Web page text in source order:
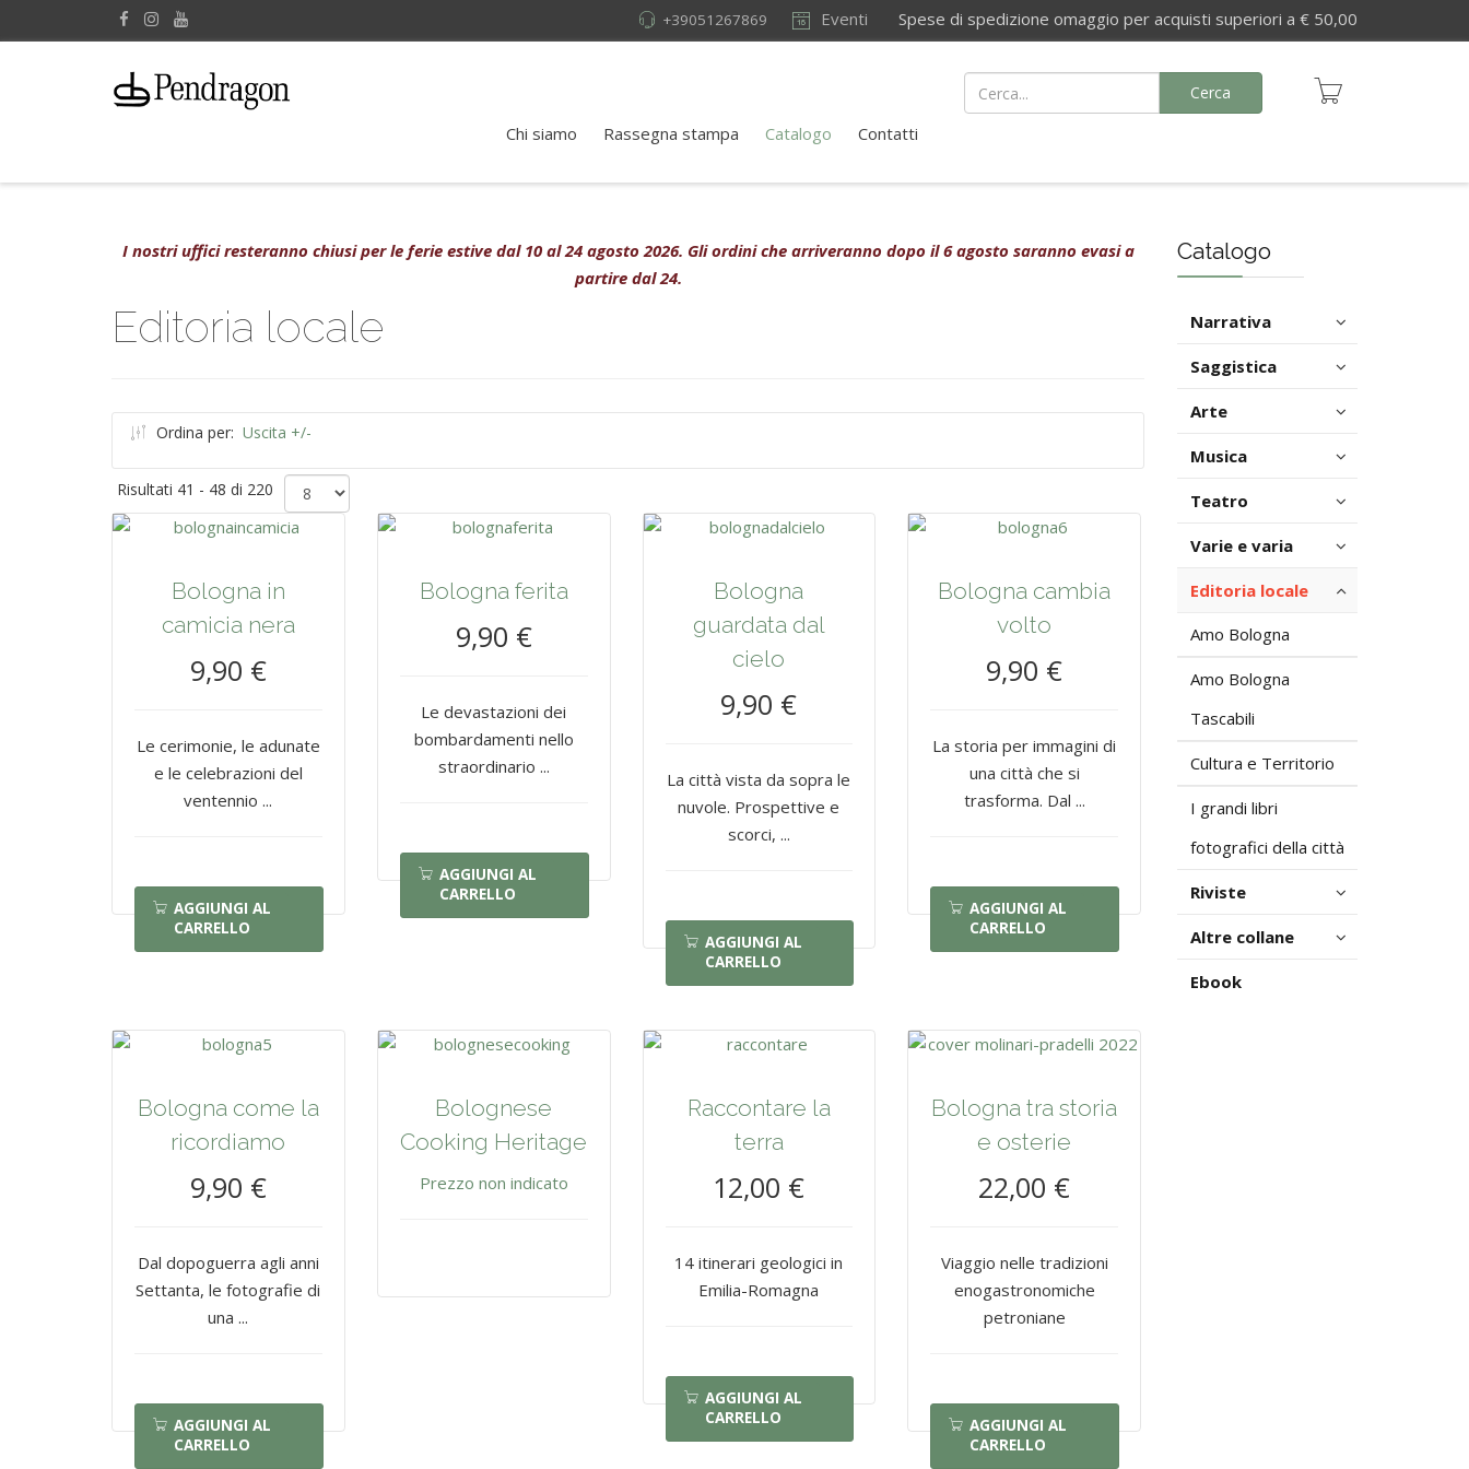
Eventi Spese di spedizione omaggio per acquisti superiori a € 50,00
+39051267869
Chi siamo Rassegna stampa Catalogo Contatti
Cerca
I nostri uffici resteranno chiusi per le ferie estive dal 10 al 24 agosto 2026. Gli ordini che arriveranno dopo il 6 agosto saranno evasi a
partire dal 24.
Editoria locale
Ordina per: Uscita +/-
Risultati 41 - 48 di 220
Bologna in
camicia nera
9,90 €
Le cerimonie, le adunate
e le celebrazioni del
ventennio ...
AGGIUNGI AL
CARRELLO
Bologna ferita
9,90 €
Le devastazioni dei
bombardamenti nello
straordinario ...
AGGIUNGI AL
CARRELLO
Bologna
guardata dal
cielo
9,90 €
La città vista da sopra le
nuvole. Prospettive e
scorci, ...
AGGIUNGI AL
CARRELLO
Bologna cambia
volto
9,90 €
La storia per immagini di
una città che si
trasforma. Dal ...
AGGIUNGI AL
CARRELLO
Bologna come la
ricordiamo
9,90 €
Dal dopoguerra agli anni
Settanta, le fotografie di
una ...
AGGIUNGI AL
CARRELLO
Bolognese
Cooking Heritage
Prezzo non indicato
Raccontare la
terra
12,00 €
14 itinerari geologici in
Emilia-Romagna
AGGIUNGI AL
CARRELLO
Bologna tra storia
e osterie
22,00 €
Viaggio nelle tradizioni
enogastronomiche
petroniane
AGGIUNGI AL
CARRELLO
Catalogo
Narrativa
Saggistica
Arte
Musica
Teatro
Varie e varia
Editoria locale
Amo Bologna
Amo Bologna
Tascabili
Cultura e Territorio
I grandi libri
fotografici della città
Riviste
Altre collane
Ebook